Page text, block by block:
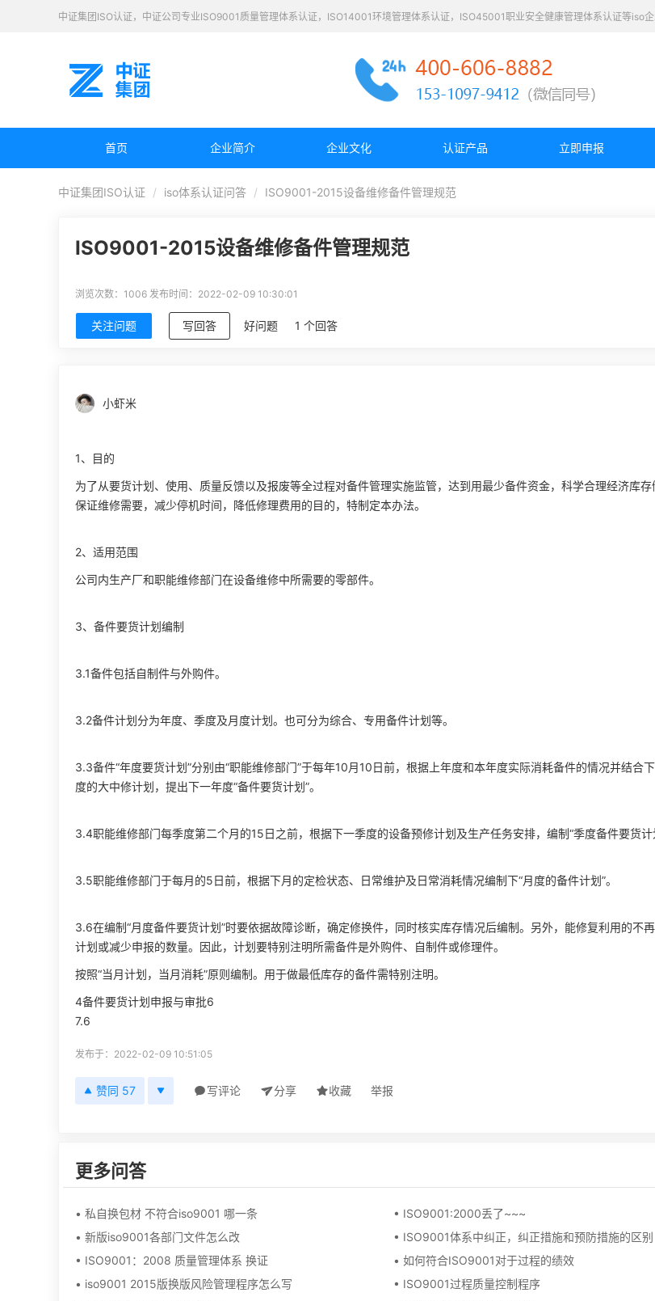
中证集团ISO认证，中证公司专业ISO9001质量管理体系认证，ISO14001环境管理体系认证，ISO45001职业安全健康管理体系认证等iso
首页 企业简介 企业文化 认证产品 立即申报
中证集团ISO认证 iso体系认证问答 ISO9001-2015设备维修备件管理规范
ISO9001-2015设备维修备件管理规范
浏览次数：1006 发布时间：2022-02-09 10:30:01
关注问题 写回答 好问题 1 个回答
小虾米
1、目的
为了从要货计划、使用、质量反馈以及报废等全过程对备件管理实施监管，达到用最少备件资金，科学合理经济库存
保证维修需要，减少停机时间，降低修理费用的目的，特制定本办法。
2、适用范围
公司内生产厂和职能维修部门在设备维修中所需要的零部件。
3、备件要货计划编制
3.1备件包括自制件与外购件。
3.2备件计划分为年度、季度及月度计划。也可分为综合、专用备件计划等。
3.3备件“年度要货计划”分别由“职能维修部门”于每年10月10日前，根据上年度和本年度实际消耗备件的情况并结合
度的大中修计划，提出下一年度“备件要货计划”。
3.4职能维修部门每季度第二个月的15日之前，根据下一季度的设备预修计划及生产任务安排，编制“季度备件要货计
3.5职能维修部门于每月的5日前，根据下月的定检状态、日常维护及日常消耗情况编制下“月度的备件计划”。
3.6在编制“月度备件要货计划”时要依据故障诊断，确定修换件，同时核实库存情况后编制。另外，能修复利用的不
计划或减少申报的数量。因此，计划要特别注明所需备件是外购件、自制件或修理件。
按照“当月计划，当月消耗”原则编制。用于做最低库存的备件需特别注明。
4备件要货计划申报与审批6
7.6
发布于：2022-02-09 10:51:05
赞同 57 写评论 分享 收藏 举报
更多问答
• 私自换包材 不符合iso9001 哪一条
• 新版iso9001各部门文件怎么改
• ISO9001：2008 质量管理体系 换证
• iso9001 2015版换版风险管理程序怎么写
• ISO9001:2000丢了~~~
• ISO9001体系中纠正，纠正措施和预防措施的区别
• 如何符合ISO9001对于过程的绩效
• ISO9001过程质量控制程序